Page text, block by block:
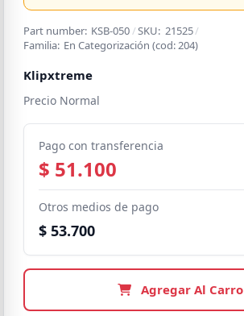
Part number: KSB-050 /SKU: 21525/
Familia: En Categorización (cod: 204)
Klipxtreme
Precio Normal
Pago con transferencia
$ 51.100
Otros medios de pago
$ 53.700
Agregar Al Carro